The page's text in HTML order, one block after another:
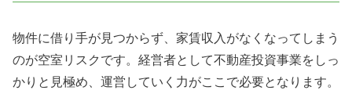
物件に借り手が見つからず、家賃収入がなくなってしまう
のが空室リスクです。経営者として不動産投資事業をしっ
かりと見極め、運営していく力がここで必要となります。